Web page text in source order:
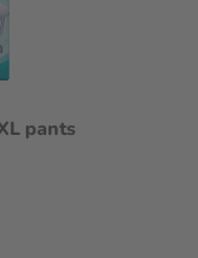
pants